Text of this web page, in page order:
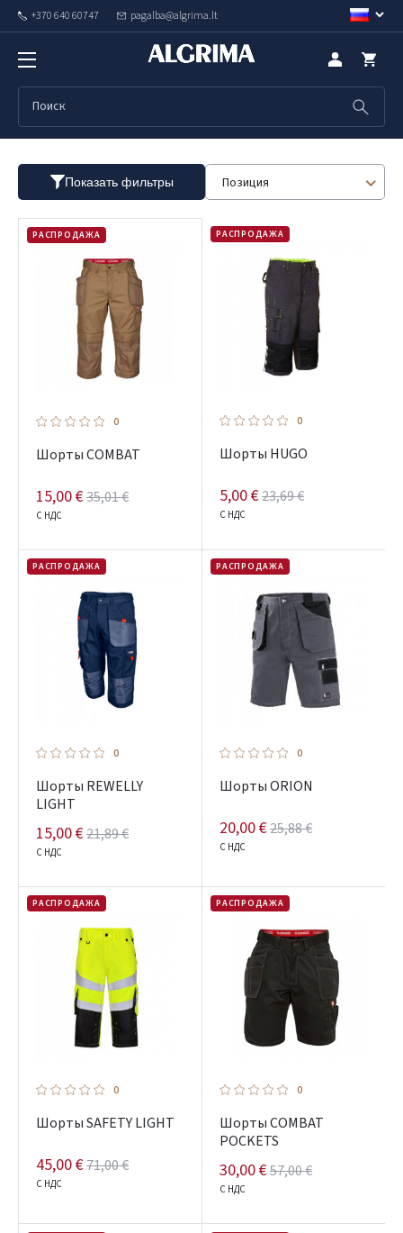
+370 640 60747 pagalba@algrima.lt
Показать фильтры Позиция
РАСПРОДАЖА
0
Шорты COMBAT
15,00 €35,01 €
С НДС
РАСПРОДАЖА
0
Шорты HUGO
5,00 €23,69 €
С НДС
РАСПРОДАЖА
0
Шорты REWELLY
LIGHT
15,00 €21,89 €
С НДС
РАСПРОДАЖА
0
Шорты ORION
20,00 €25,88 €
С НДС
РАСПРОДАЖА
0
Шорты SAFETY LIGHT
45,00 €71,00 €
С НДС
РАСПРОДАЖА
0
Шорты COMBAT
POCKETS
30,00 €57,00 €
С НДС